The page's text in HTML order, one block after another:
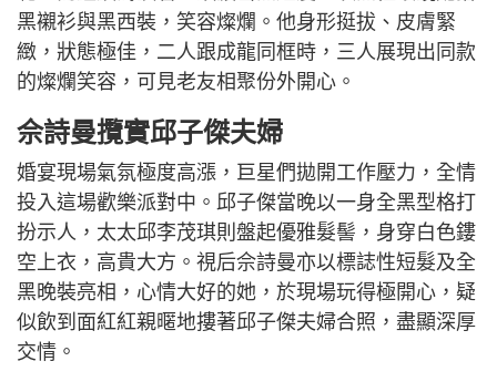
黑襯衫與黑西裝，笑容燦爛。他身形挺拔、皮膚緊
緻，狀態極佳，二人跟成龍同框時，三人展現出同款
的燦爛笑容，可見老友相聚份外開心。
佘詩曼攬實邱子傑夫婦
婚宴現場氣氛極度高漲，巨星們拋開工作壓力，全情
投入這場歡樂派對中。邱子傑當晚以一身全黑型格打
扮示人，太太邱李茂琪則盤起優雅髮髻，身穿白色鏤
空上衣，高貴大方。視后佘詩曼亦以標誌性短髮及全
黑晚裝亮相，心情大好的她，於現場玩得極開心，疑
似飲到面紅紅親暱地摟著邱子傑夫婦合照，盡顯深厚
交情。